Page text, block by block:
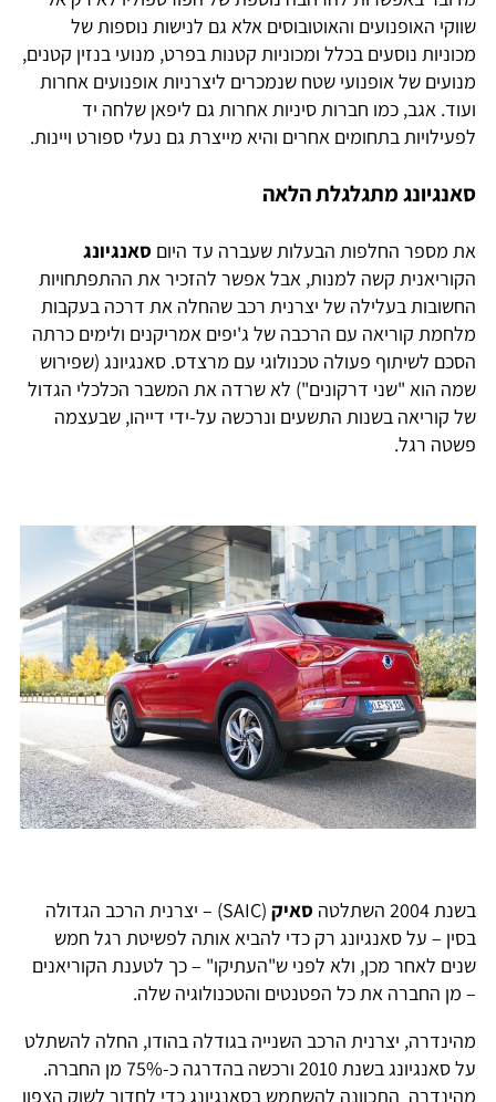
שווקי האופנועים והאוטובוסים אלא גם לנישות נוספות של
מכוניות נוסעים בכלל ומכוניות קטנות בפרט, מנועי בנזין קטנים,
מנועים של אופנועי שטח שנמכרים ליצרניות אופנועים אחרות
ועוד. אגב, כמו חברות סיניות אחרות גם ליפאן שלחה יד
לפעילויות בתחומים אחרים והיא מייצרת גם נעלי ספורט ויינות.
סאנגיונג מתגלגלת הלאה
את מספר החלפות הבעלות שעברה עד היום סאנגיונג
הקוריאנית קשה למנות, אבל אפשר להזכיר את ההתפתחויות
החשובות בעלילה של יצרנית רכב שהחלה את דרכה בעקבות
מלחמת קוריאה עם הרכבה של ג'יפים אמריקנים ולימים כרתה
הסכם לשיתוף פעולה טכנולוגי עם מרצדס. סאנגיונג (שפירוש
שמה הוא "שני דרקונים") לא שרדה את המשבר הכלכלי הגדול
של קוריאה בשנות התשעים ונרכשה על-ידי דייהו, שבעצמה
פשטה רגל.
בשנת 2004 השתלטה סאיק
(SAIC) – יצרנית הרכב הגדולה
בסין – על סאנגיונג רק כדי להביא אותה לפשיטת רגל חמש
שנים לאחר מכן, ולא לפני ש"העתיקו" – כך לטענת הקוריאנים
– מן החברה את כל הפטנטים והטכנולוגיה שלה.
מהינדרה, יצרנית הרכב השנייה בגודלה בהודו, החלה להשתלט
על סאנגיונג בשנת 2010 ורכשה בהדרגה כ-75% מן החברה.
מהינדרה התכוונה להשתמש בסאנגיונג כדי לחדור לשוק הצפון